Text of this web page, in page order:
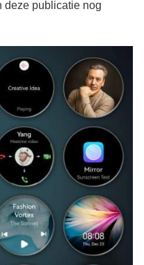
deze publicatie nog